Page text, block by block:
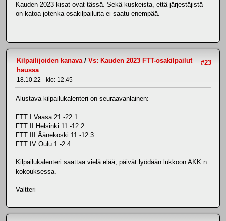
Kauden 2023 kisat ovat tässä. Sekä kuskeista, että järjestäjistä
on katoa jotenka osakilpailuita ei saatu enempää.
#23
Kilpailijoiden kanava / Vs: Kauden 2023 FTT-osakilpailut
haussa
18.10.22 - klo: 12.45
Alustava kilpailukalenteri on seuraavanlainen:
FTT I Vaasa 21.-22.1.
FTT II Helsinki 11.-12.2.
FTT III Äänekoski 11.-12.3.
FTT IV Oulu 1.-2.4.
Kilpailukalenteri saattaa vielä elää, päivät lyödään lukkoon AKK:n
kokouksessa.
Valtteri